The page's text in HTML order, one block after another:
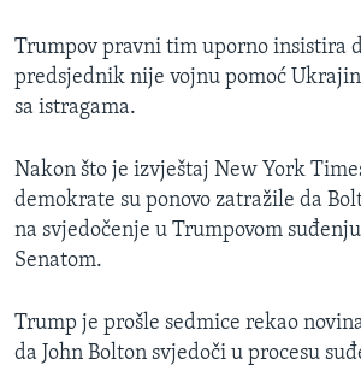
Trumpov pravni tim uporno insistira
predsjednik nije vojnu pomoć
sa istragama.
Nakon što je izvještaj New York
demokrate su ponovo zatražile da
na svjedočenje u Trumpovom
Senatom.
Trump je prošle sedmice rekao
da John Bolton svjedoči u procesu